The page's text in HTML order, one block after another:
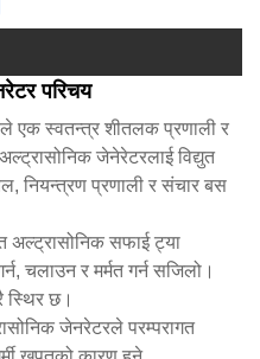
परिचय
एक स्वतन्त्र शीतलक प्रणाली र
जेनेरेटरलाई विद्युत
नियन्त्रण प्रणाली र संचार बस
अल्ट्रासोनिक सफाई ट्या
चलाउन र मर्मत गर्न सजिलो।
स्थिर छ।
जेनरेटरले परम्परागत